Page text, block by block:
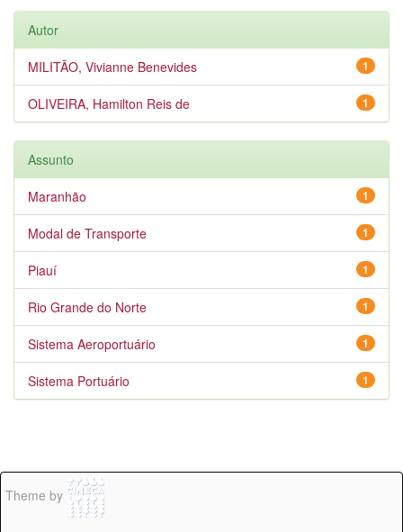
Autor
1
MILITÃO, Vivianne Benevides
1
OLIVEIRA, Hamilton Reis de
Assunto
1
Maranhão
1
Modal de Transporte
1
Piauí
1
Rio Grande do Norte
1
Sistema Aeroportuário
1
Sistema Portuário
Theme by